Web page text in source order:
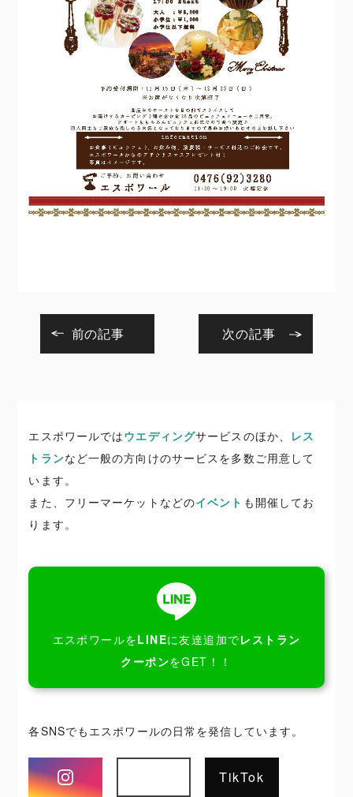
前の記事 次の記事
エスポワールではウエディングサービスのほか、 レス
トランなど一般の方向けのサービスを多数ご用意して
います。
また、フリーマーケットなどのイベント も開催してお
ります。
エスポワールをLINEに友達追加でレストラン
クーポンをGET！！
各SNSでもエスポワールの日常を発信しています。
Instagram
TikTok